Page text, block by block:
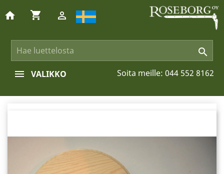

home shopping_cart 
Soita meille: 044 552 8162
VALIKKO